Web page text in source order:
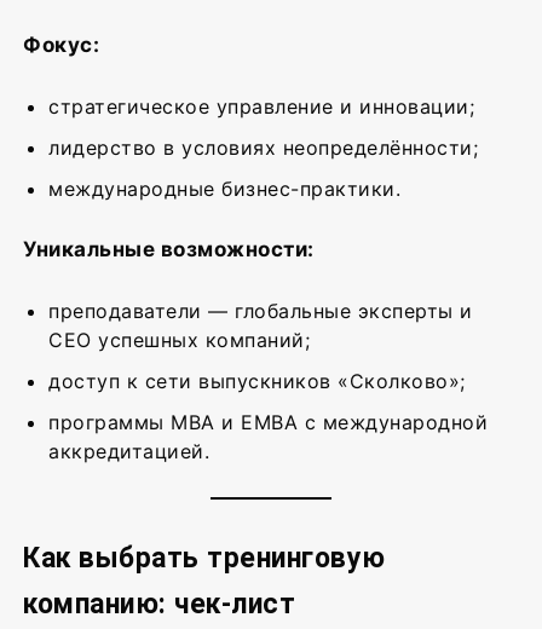
Фокус:
стратегическое управление и инновации;
лидерство в условиях неопределённости;
международные бизнес-практики.
Уникальные возможности:
преподаватели — глобальные эксперты и
CEO успешных компаний;
доступ к сети выпускников «Сколково»;
программы MBA и EMBA с международной
аккредитацией.
Как выбрать тренинговую
компанию: чек-лист